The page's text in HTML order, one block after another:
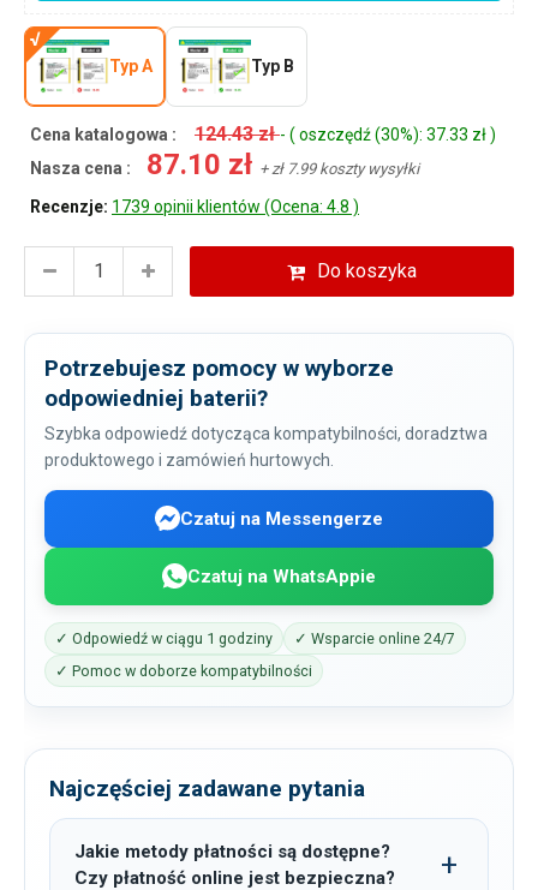
Typ A Typ B
Cena katalogowa : 124.43 zł- ( oszczędź (30%): 37.33 zł )
Nasza cena :
87.10 zł + zł 7.99 koszty wysyłki
Recenzje: 1739 opinii klientów (Ocena: 4.8 )
Do koszyka
Potrzebujesz pomocy w wyborze
odpowiedniej baterii?
Szybka odpowiedź dotycząca kompatybilności, doradztwa
produktowego i zamówień hurtowych.
Czatuj na Messengerze
Czatuj na WhatsAppie
✓ Odpowiedź w ciągu 1 godziny
✓ Wsparcie online 24/7
✓ Pomoc w doborze kompatybilności
Najczęściej zadawane pytania
Jakie metody płatności są dostępne?
Czy płatność online jest bezpieczna?